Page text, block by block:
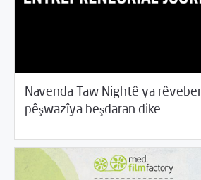
Navenda Taw Nightê ya
pêşwazîya beşdaran dike
14/2017 Rahînan û Beşdarî